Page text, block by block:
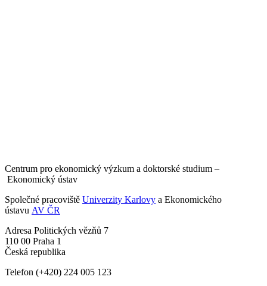
Centrum pro ekonomický výzkum a doktorské studium –
Ekonomický ústav
Společné pracoviště Univerzity Karlovy a Ekonomického
ústavu AV ČR
Adresa Politických vězňů 7
110 00 Praha 1
Česká republika
Telefon (+420) 224 005 123